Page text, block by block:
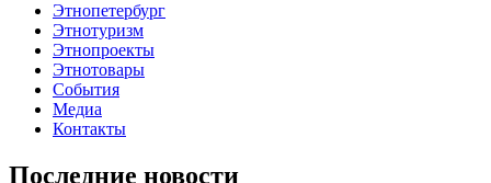
Этнопетербург
Этнотуризм
Этнопроекты
Этнотовары
События
Медиа
Контакты
Последние новости